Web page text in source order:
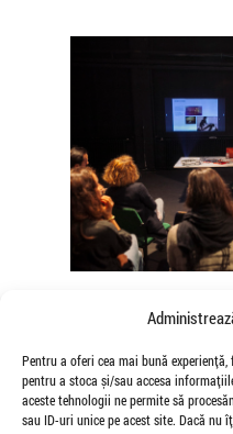
Pentru a oferi cea mai bună
pentru a stoca și/sau accesa
aceste tehnologii ne permite să
sau ID-uri unice pe acest site. Dacă
Somatice
Mădălina Dan și
Niculae
de Veioza Arte